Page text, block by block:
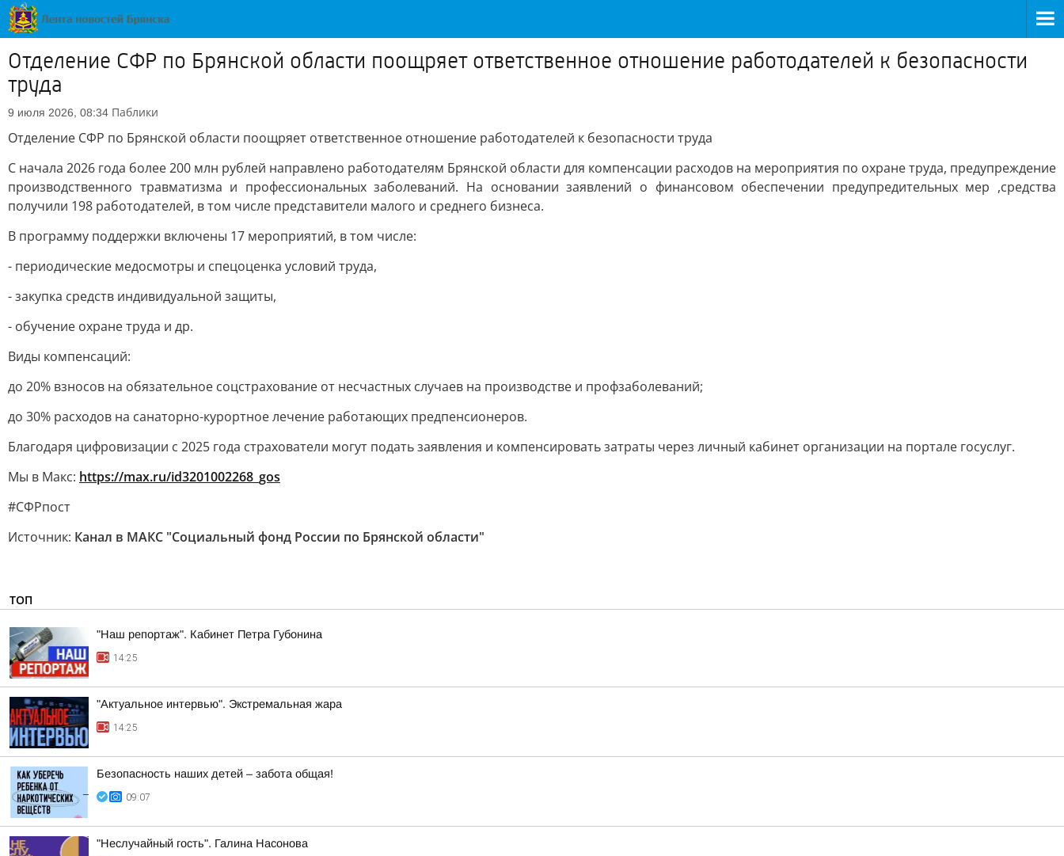
Отделение СФР по Брянской области поощряет ответственное отношение работодателей к безопасности
труда
9 июля 2026, 08:34 Паблики
Отделение СФР по Брянской области поощряет ответственное отношение работодателей к безопасности труда
С начала 2026 года более 200 млн рублей направлено работодателям Брянской области для компенсации расходов на мероприятия по охране труда, предупреждение
производственного травматизма и профессиональных заболеваний. На основании заявлений о финансовом обеспечении предупредительных мер ,средства
получили 198 работодателей, в том числе представители малого и среднего бизнеса.
В программу поддержки включены 17 мероприятий, в том числе:
- периодические медосмотры и спецоценка условий труда,
- закупка средств индивидуальной защиты,
- обучение охране труда и др.
Виды компенсаций:
до 20% взносов на обязательное соцстрахование от несчастных случаев на производстве и профзаболеваний;
до 30% расходов на санаторно-курортное лечение работающих предпенсионеров.
Благодаря цифровизации с 2025 года страхователи могут подать заявления и компенсировать затраты через личный кабинет организации на портале госуслуг.
Мы в Макс: https://max.ru/id3201002268_gos
#СФРпост
Источник: Канал в МАКС "Социальный фонд России по Брянской области"
ТОП
"Наш репортаж". Кабинет Петра Губонина
14:25
"Актуальное интервью". Экстремальная жара
14:25
Безопасность наших детей – забота общая!
09:07
"Неслучайный гость". Галина Насонова